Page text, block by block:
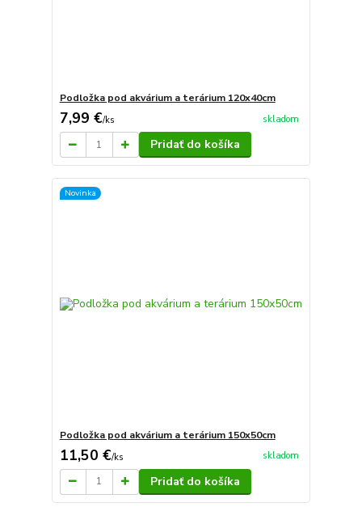
Podložka pod akvárium a terárium 120x40cm
7,99 €/ks skladom
Pridať do košíka
Novinka
Podložka pod akvárium a terárium 150x50cm
11,50 €/ks skladom
Pridať do košíka